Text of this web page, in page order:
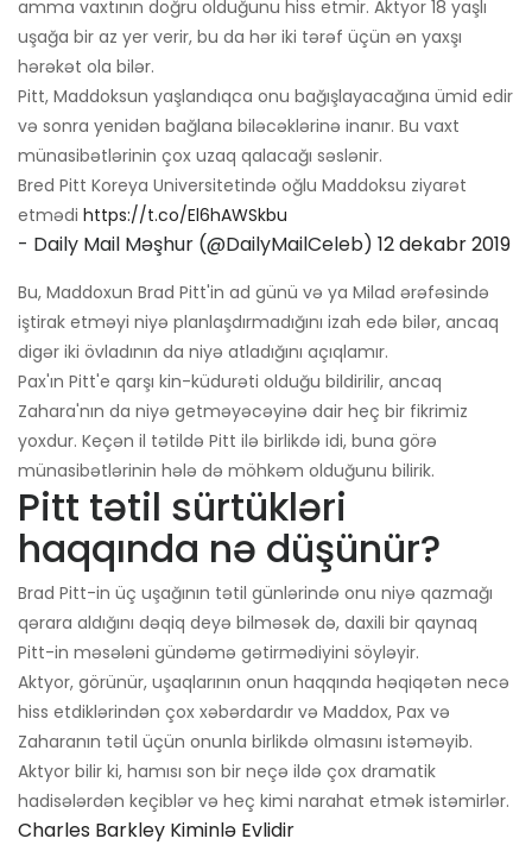
amma vaxtının doğru olduğunu hiss etmir. Aktyor 18 yaşlı
uşağa bir az yer verir, bu da hər iki tərəf üçün ən yaxşı
hərəkət ola bilər.
Pitt, Maddoksun yaşlandıqca onu bağışlayacağına ümid edir
və sonra yenidən bağlana biləcəklərinə inanır. Bu vaxt
münasibətlərinin çox uzaq qalacağı səslənir.
Bred Pitt Koreya Universitetində oğlu Maddoksu ziyarət
etmədi https://t.co/El6hAWSkbu
- Daily Mail Məşhur (@DailyMailCeleb) 12 dekabr 2019
Bu, Maddoxun Brad Pitt'in ad günü və ya Milad ərəfəsində
iştirak etməyi niyə planlaşdırmadığını izah edə bilər, ancaq
digər iki övladının da niyə atladığını açıqlamır.
Pax'ın Pitt'e qarşı kin-küdurəti olduğu bildirilir, ancaq
Zahara'nın da niyə getməyəcəyinə dair heç bir fikrimiz
yoxdur. Keçən il tətildə Pitt ilə birlikdə idi, buna görə
münasibətlərinin hələ də möhkəm olduğunu bilirik.
Pitt tətil sürtükləri
haqqında nə düşünür?
Brad Pitt-in üç uşağının tətil günlərində onu niyə qazmağı
qərara aldığını dəqiq deyə bilməsək də, daxili bir qaynaq
Pitt-in məsələni gündəmə gətirmədiyini söyləyir.
Aktyor, görünür, uşaqlarının onun haqqında həqiqətən necə
hiss etdiklərindən çox xəbərdardır və Maddox, Pax və
Zaharanın tətil üçün onunla birlikdə olmasını istəməyib.
Aktyor bilir ki, hamısı son bir neçə ildə çox dramatik
hadisələrdən keçiblər və heç kimi narahat etmək istəmirlər.
Charles Barkley Kiminlə Evlidir